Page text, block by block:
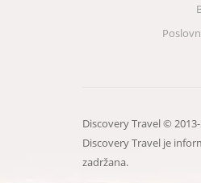
Discovery Travel ©
Discovery Travel je
zadržana.